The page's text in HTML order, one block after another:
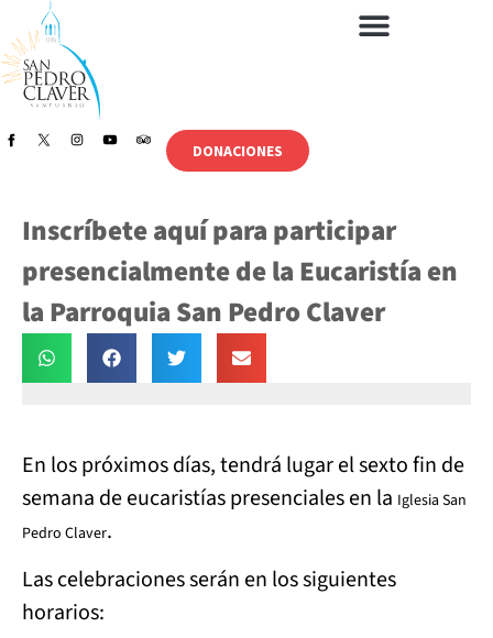
DONACIONES
Inscríbete aquí para participar
presencialmente de la Eucaristía en
la Parroquia San Pedro Claver
En los próximos días, tendrá lugar el sexto fin de
semana de eucaristías presenciales en la Iglesia San
Pedro Claver.
Las celebraciones serán en los siguientes
horarios: